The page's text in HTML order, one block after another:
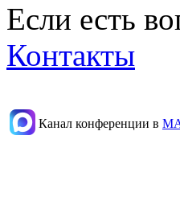
Если есть
Контакты
Канал конференции в